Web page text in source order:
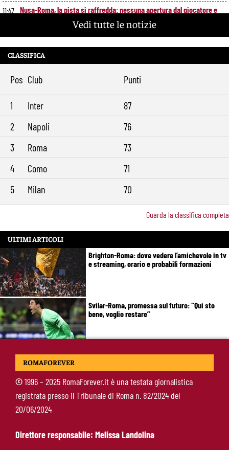
11:47 Nusa-Roma, la pista si raffredda: nessuna apertura dal giocatore e
10:41 Alberto De Rossi nuovo presidente dell’Ostiamare: riparte dal club del
figlio Daniele
9:29
Pellegrini resta alla Roma: rinnovo di un anno e ingaggio dimezzato
Vedi tutte le notizie
CLASSIFICA
Pos Club Punti
1 Inter
87
2
Napoli
76
3
Roma
73
4
Como
71
5
Milan 70
Guarda la classifica completa
ULTIMI ARTICOLI
Brighton-Roma: dove vedere l’amichevole in tv
e streaming, orario e probabili formazioni
Svilar-Roma, promessa sul futuro: “Qui sto
bene, voglio restare”
Castro-Roma, messaggio Scudetto: “Non sono
ROMAFOREVER
©1996 – 2025 RomaForever.it è una testata giornalistica
registrata presso il Tribunale di Roma n. 82/2024 del
20/06/2024
Direttore responsabile: Melissa Landolina